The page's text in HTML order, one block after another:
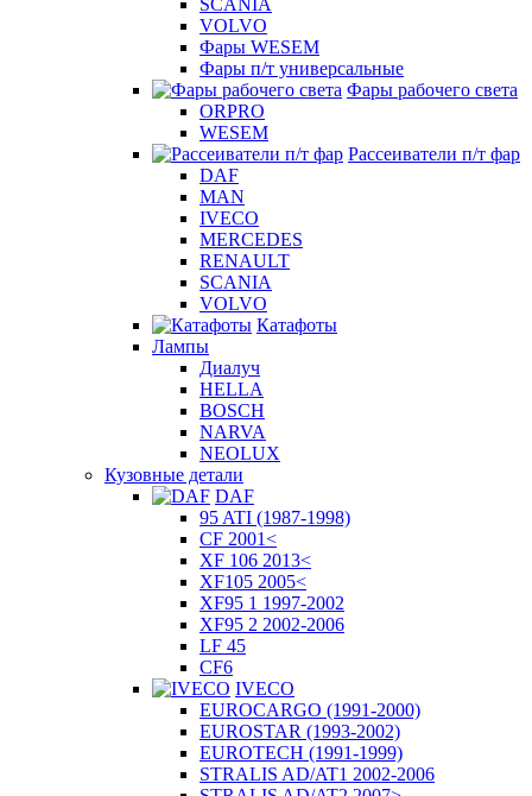
SCANIA
VOLVO
Фары WESEM
Фары п/т универсальные
Фары рабочего света
ORPRO
WESEM
Рассеиватели п/т фар
DAF
MAN
IVECO
MERCEDES
RENAULT
SCANIA
VOLVO
Катафоты
Лампы
Диалуч
HELLA
BOSCH
NARVA
NEOLUX
Кузовные детали
DAF
95 ATI (1987-1998)
CF 2001<
XF 106 2013<
XF105 2005<
XF95 1 1997-2002
XF95 2 2002-2006
LF 45
CF6
IVECO
EUROCARGO (1991-2000)
EUROSTAR (1993-2002)
EUROTECH (1991-1999)
STRALIS AD/AT1 2002-2006